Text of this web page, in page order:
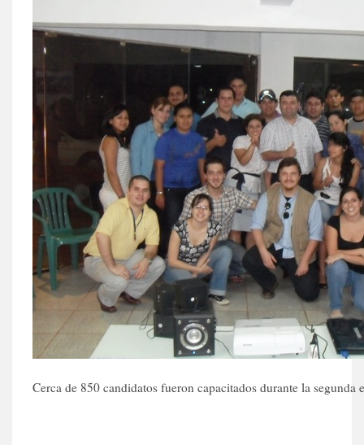
Cerca de 850 candidatos fueron capacitados durante la segunda